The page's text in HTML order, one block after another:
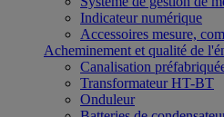
Indicateur numérique
Accessoires mesure,
Acheminement et qualité de
Canalisation
Transformateur HT-BT
Onduleur